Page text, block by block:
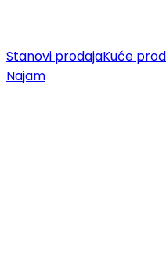
Stanovi prodajaKuće
Najam